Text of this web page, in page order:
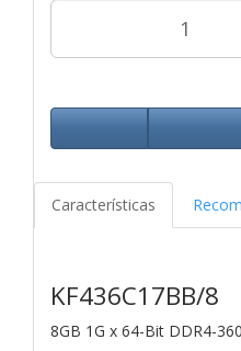
Características
KF436C17BB/8
8GB 1G x 64-Bit DDR4-